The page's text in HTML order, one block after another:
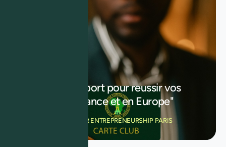
"Votre passeport pour reussir vos
affaires en France et en Europe"
AFRICAN HOUSE FOR ENTREPRENEURSHIP PARIS